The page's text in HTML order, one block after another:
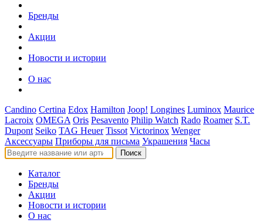
Бренды
Акции
Новости и истории
О нас
Candino Certina Edox Hamilton Joop! Longines Luminox Maurice
Lacroix OMEGA Oris Pesavento Philip Watch Rado Roamer S.T.
Dupont Seiko TAG Heuer Tissot Victorinox Wenger
Аксессуары Приборы для письма Украшения Часы
Поиск
Каталог
Бренды
Акции
Новости и истории
О нас